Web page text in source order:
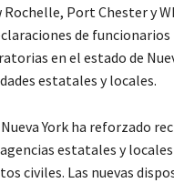
Rochelle, Port Chester y
de
en el estado de
estatales y locales.
York ha reforzado
estatales y
civiles. Las nuevas